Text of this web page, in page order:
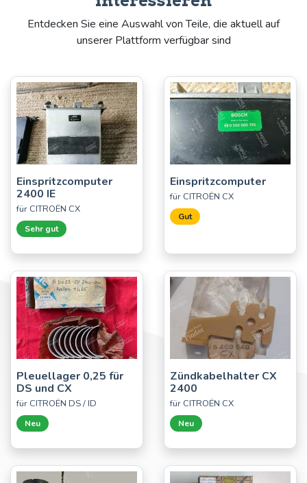
Entdecken Sie eine Auswahl von Teile, die aktuell auf
unserer Plattform verfügbar sind
Einspritzcomputer
2400 IE
für CITROËN CX
Sehr gut
Einspritzcomputer
für CITROËN CX
Gut
Pleuellager 0,25 für
DS und CX
für CITROËN DS / ID
Neu
Zündkabelhalter CX
2400
für CITROËN CX
Neu